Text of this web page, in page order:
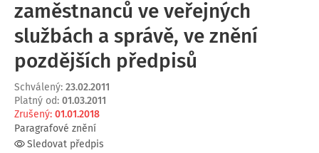
zaměstnanců ve veřejných
službách a správě, ve znění
pozdějších předpisů
Schválený: 23.02.2011
Platný od: 01.03.2011
Zrušený: 01.01.2018
Paragrafové znění
Sledovat předpis